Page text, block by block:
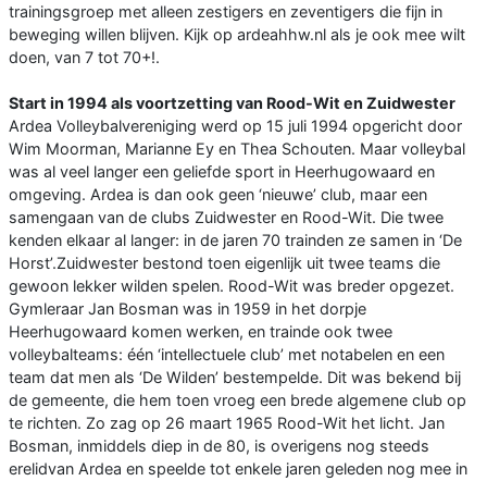
trainingsgroep met alleen zestigers en zeventigers die fijn in
beweging willen blijven. Kijk op ardeahhw.nl als je ook mee wilt
doen, van 7 tot 70+!.
Start in 1994 als voortzetting van Rood-Wit en Zuidwester
Ardea Volleybalvereniging werd op 15 juli 1994 opgericht door
Wim Moorman, Marianne Ey en Thea Schouten. Maar volleybal
was al veel langer een geliefde sport in Heerhugowaard en
omgeving. Ardea is dan ook geen ‘nieuwe’ club, maar een
samengaan van de clubs Zuidwester en Rood-Wit. Die twee
kenden elkaar al langer: in de jaren 70 trainden ze samen in ‘De
Horst’.Zuidwester bestond toen eigenlijk uit twee teams die
gewoon lekker wilden spelen. Rood-Wit was breder opgezet.
Gymleraar Jan Bosman was in 1959 in het dorpje
Heerhugowaard komen werken, en trainde ook twee
volleybalteams: één ‘intellectuele club’ met notabelen en een
team dat men als ‘De Wilden’ bestempelde. Dit was bekend bij
de gemeente, die hem toen vroeg een brede algemene club op
te richten. Zo zag op 26 maart 1965 Rood-Wit het licht. Jan
Bosman, inmiddels diep in de 80, is overigens nog steeds
erelidvan Ardea en speelde tot enkele jaren geleden nog mee in